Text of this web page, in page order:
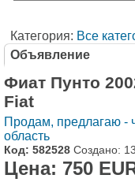
Категория: Все
Объявление
Фиат Пунто
Fiat
Продам, предлагаю -
область
Код: 582528 Создано:
Цена: 750